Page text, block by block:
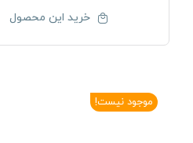
خرید این محصول
موجود نیست!